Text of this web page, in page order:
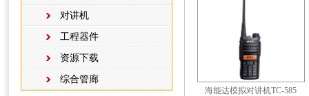
对讲机
工程器件
资源下载
综合管廊
海能达模拟对讲机TC-585